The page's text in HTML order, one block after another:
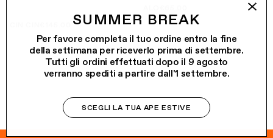
SUMMER BREAK
Per favore completa il tuo ordine entro la fine
della settimana per riceverlo prima di settembre.
Tutti gli ordini effettuati dopo il 9 agosto
verranno spediti a partire dall'1 settembre.
SCEGLI LA TUA APE ESTIVE